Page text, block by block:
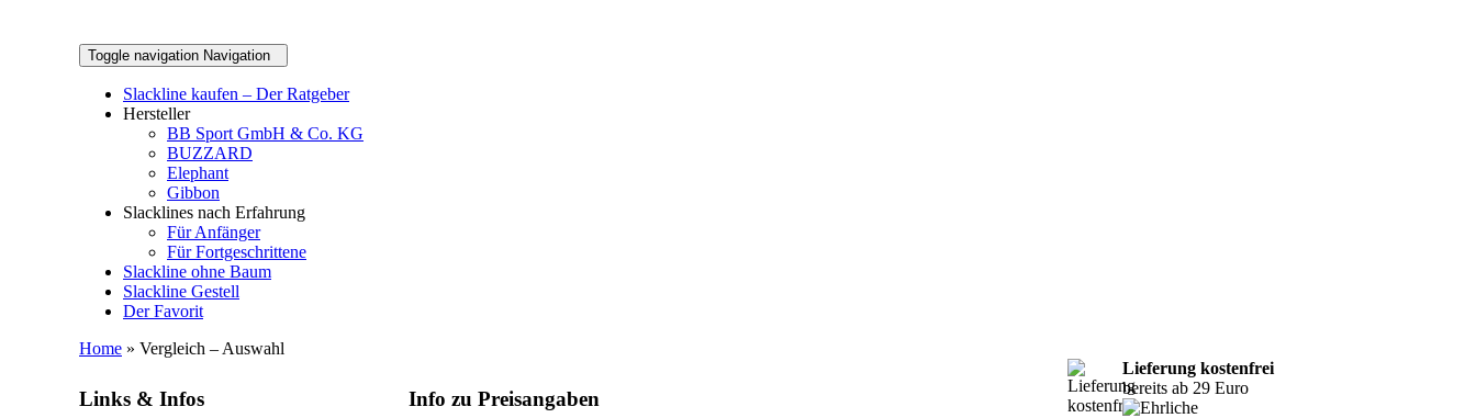
Toggle navigation Navigation
Slackline kaufen – Der Ratgeber
Hersteller
BB Sport GmbH & Co. KG
BUZZARD
Elephant
Gibbon
Slacklines nach Erfahrung
Für Anfänger
Für Fortgeschrittene
Slackline ohne Baum
Slackline Gestell
Der Favorit
Home » Vergleich – Auswahl
Links & Infos Info zu Preisangaben
Lieferung kostenfrei
bereits ab 29 Euro